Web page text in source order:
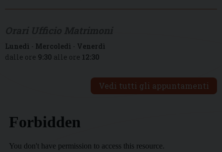
Lunedì - Mercoledì - Venerdì
dalle ore 9:30 alle ore 12:30
Vedi tutti gli appuntamenti